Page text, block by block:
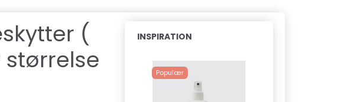
(
størrelse
INSPIRATION
Populær